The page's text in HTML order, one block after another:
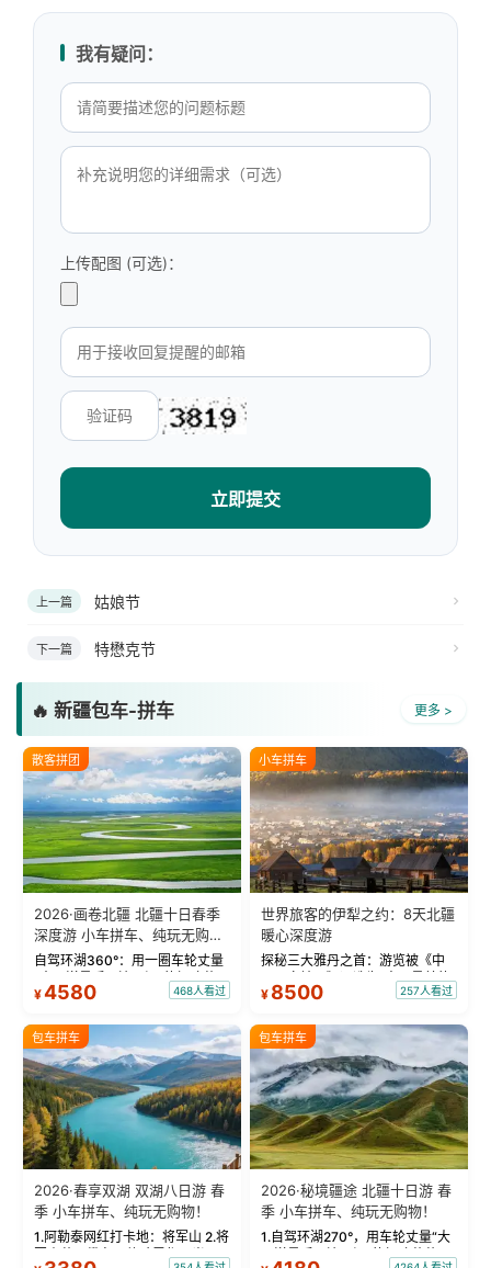
我有疑问：
上传配图 (可选)：
立即提交
上一篇 姑娘节
下一篇 特懋克节
🔥 新疆包车-拼车 更多 >
散客拼团
2026·画卷北疆 北疆十日春季
深度游 小车拼车、纯玩无购
物！
自驾环湖360°：用一圈车轮丈量
“大西洋最后一滴眼泪”的极致蔚
蓝。 赛湖旅拍：甄选多款风格服
绝美瞬间。 赛湖坦克300跟车视
频：专业摄影师...
¥4580 468人看过
小车拼车
世界旅客的伊犁之约：8天北疆
暖心深度游
探秘三大雅丹之首：游览被《中
国国家地理》评选为“中国最美的
三大雅丹”第一名的克拉玛依魔鬼
瓦人最大村落——禾木村，欣赏
晨雾与小木...
¥ 8500 257人看过
包车拼车
2026·春享双湖 双湖八日游 春
季 小车拼车、纯玩无购物！
1.阿勒泰网红打卡地：将军山 2.将
军山落日缆车，体验雪都风光 3.
包车拼车
2026·秘境疆途 北疆十日游 春
季 小车拼车、纯玩无购物！
1.自驾环湖270°，用车轮丈量“大
西洋最后一滴眼泪”的极致蔚蓝，